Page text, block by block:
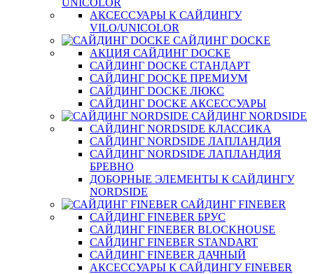
UNICOLOR
АКСЕССУАРЫ К САЙДИНГУ
VILO/UNICOLOR
САЙДИНГ DOCKE
АКЦИЯ САЙДИНГ DOCKE
САЙДИНГ DOCKE СТАНДАРТ
САЙДИНГ DOCKE ПРЕМИУМ
САЙДИНГ DOCKE ЛЮКС
САЙДИНГ DOCKE АКСЕССУАРЫ
САЙДИНГ NORDSIDE
САЙДИНГ NORDSIDE КЛАССИКА
САЙДИНГ NORDSIDE ЛАПЛАНДИЯ
САЙДИНГ NORDSIDE ЛАПЛАНДИЯ
БРЕВНО
ДОБОРНЫЕ ЭЛЕМЕНТЫ К САЙДИНГУ
NORDSIDE
САЙДИНГ FINEBER
САЙДИНГ FINEBER БРУС
САЙДИНГ FINEBER BLOCKHOUSE
САЙДИНГ FINEBER STANDART
САЙДИНГ FINEBER ДАЧНЫЙ
АКСЕССУАРЫ К САЙДИНГУ FINEBER